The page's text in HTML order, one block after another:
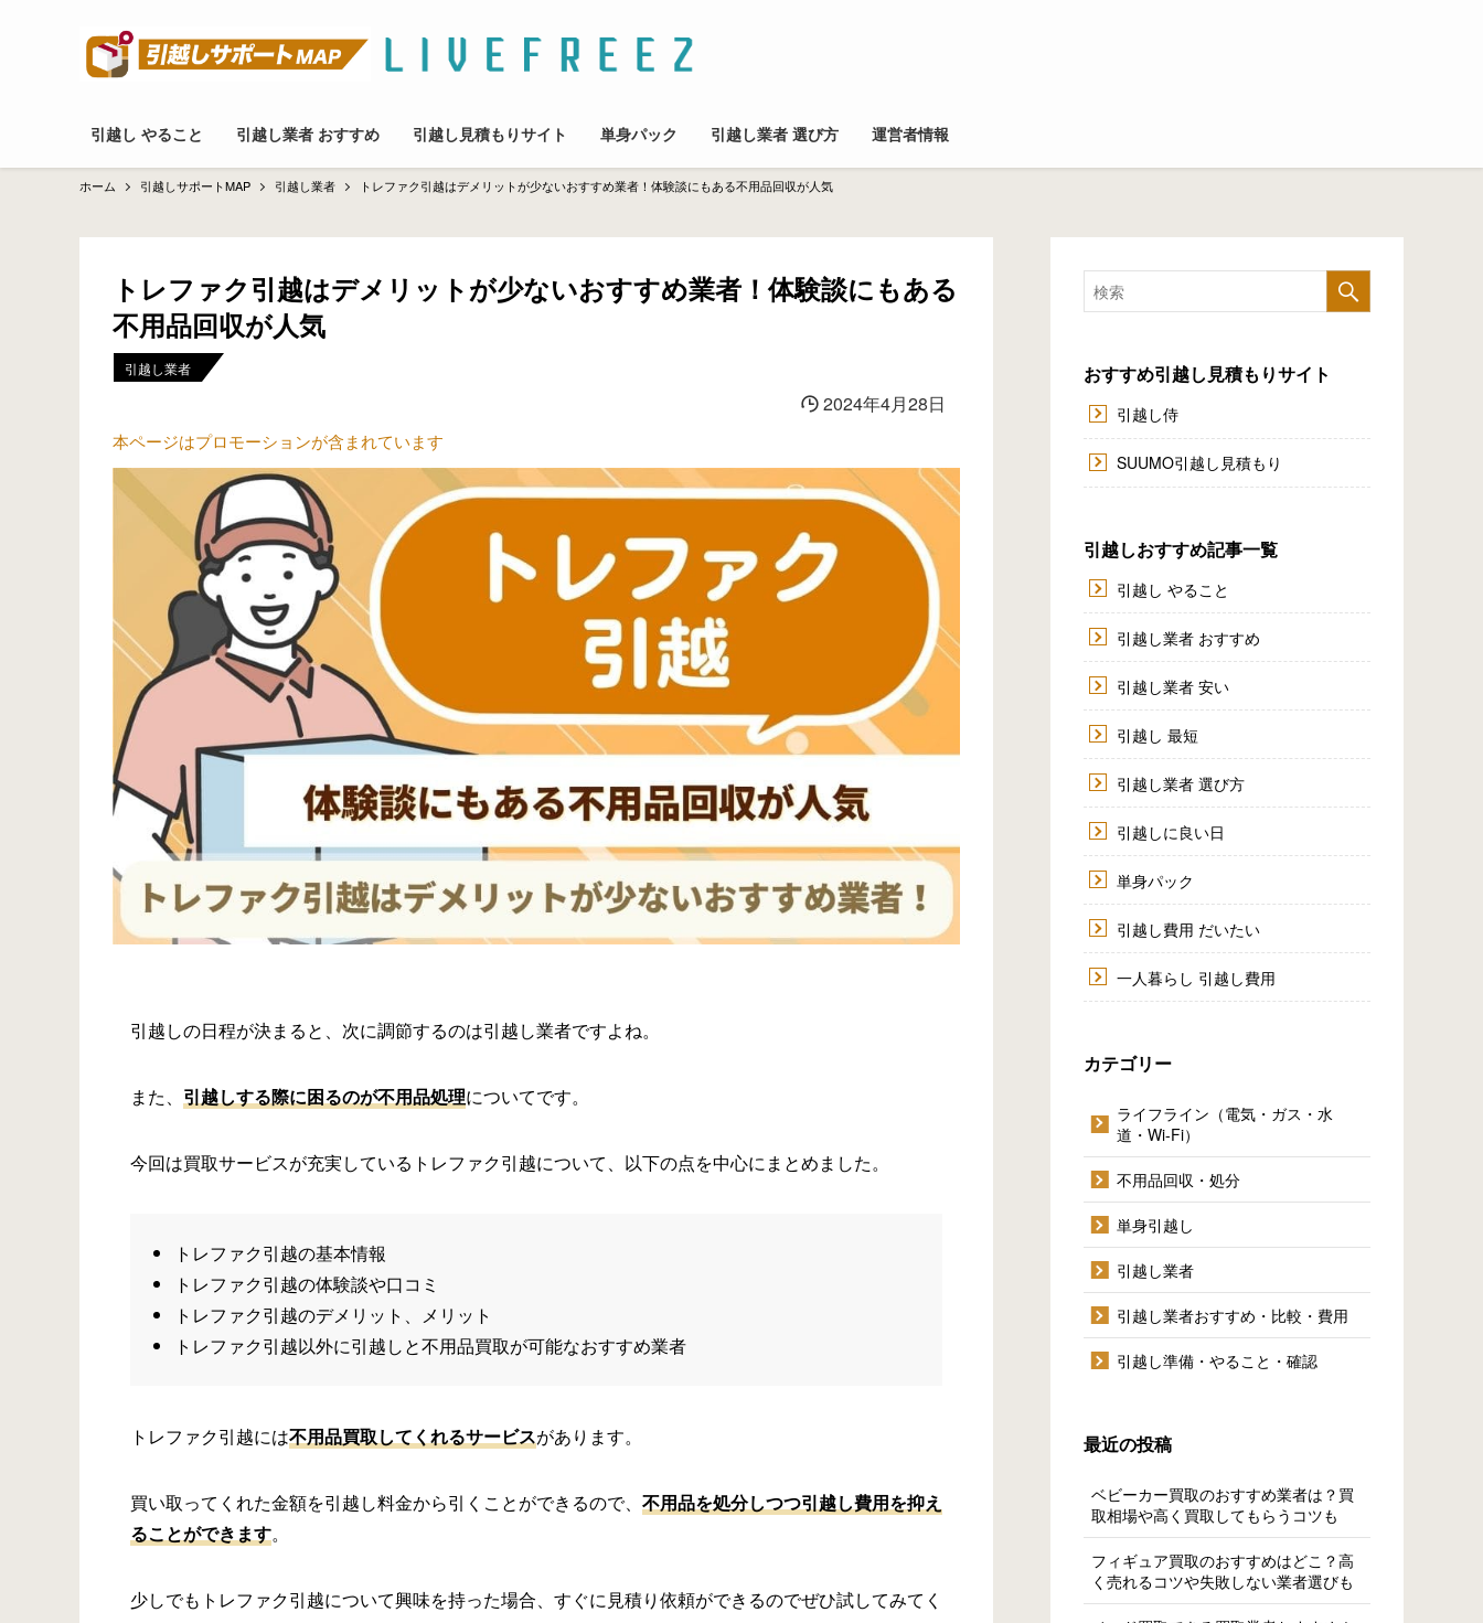
引越し やること 引越し業者 おすすめ 引越し見積もりサイト 単身パック 引越し業者 選び方 運営者情報
ホーム 引越しサポートMAP 引越し業者 トレファク引越はデメリットが少ないおすすめ業者！体験談にもある不用品回収が人気
トレファク引越はデメリットが少ないおすすめ業者！体験談にもある
不用品回収が人気
引越し業者
2024年4月28日
本ページはプロモーションが含まれています
引越しの日程が決まると、次に調節するのは引越し業者ですよね。
また、 引越しする際に困るのが不用品処理についてです。
今回は買取サービスが充実しているトレファク引越について、以下の点を中心にまとめました。
トレファク引越の基本情報
トレファク引越の体験談や口コミ
トレファク引越のデメリット、メリット
トレファク引越以外に引越しと不用品買取が可能なおすすめ業者
トレファク引越には不用品買取してくれるサービスがあります。
買い取ってくれた金額を引越し料金から引くことができるので、 不用品を処分しつつ引越し費用を抑え
ることができます。
少しでもトレファク引越について興味を持った場合、すぐに見積り依頼ができるのでぜひ試してみてく
おすすめ引越し見積もりサイト
引越し侍
SUUMO引越し見積もり
引越しおすすめ記事一覧
引越し やること
引越し業者 おすすめ
引越し業者 安い
引越し 最短
引越し業者 選び方
引越しに良い日
単身パック
引越し費用 だいたい
一人暮らし 引越し費用
カテゴリー
ライフライン（電気・ガス・水
道・Wi-Fi）
不用品回収・処分
単身引越し
引越し業者
引越し業者おすすめ・比較・費用
引越し準備・やること・確認
最近の投稿
ベビーカー買取のおすすめ業者は？買
取相場や高く買取してもらうコツも
フィギュア買取のおすすめはどこ？高
く売れるコツや失敗しない業者選びも